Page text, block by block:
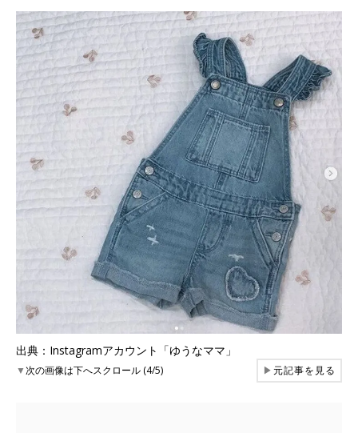
出典：Instagramアカウント「ゆうなママ」
▼次の画像は下へスクロール (4/5) ▶元記事を見る